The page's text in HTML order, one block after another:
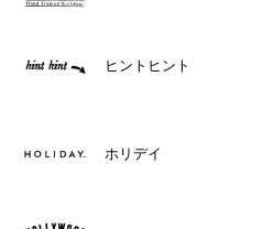
ヒントヒント
ホリデイ